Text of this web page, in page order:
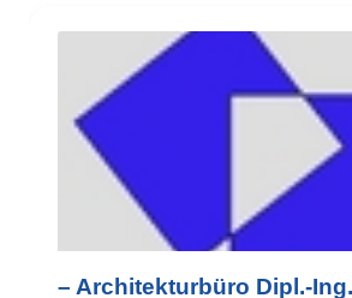
– Architekturbüro Dipl.-